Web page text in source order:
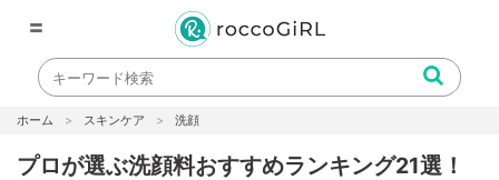
〓
ホーム スキンケア 洗顔
プロが選ぶ洗顔料おすすめランキング21選！